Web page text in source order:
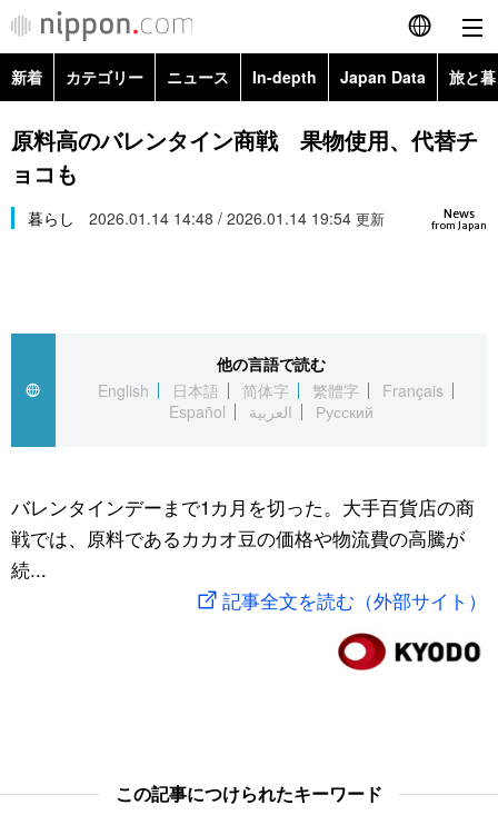
English
简体字
Русский
カテゴリー
経済・ビジネス
国際
文化
トップ
アーカイブ
In-depth
Japan Data
動画/Live
新着 カテゴリー ニュース In-depth Japan Data 旅と
政治・外交
経済・ビジネス
スポーツ・東京2020
Topics
原料高のバレンタイン商戦 果物使用、代替チ
ョコも
News
from Japan
暮らし 2026.01.14 14:48 / 2026.01.14 19:54 更新
他の言語で読む
English
日本語 简体字 繁體字
Français
Español
العربية Русский
バレンタインデーまで1カ月を切った。大手百貨店の商
戦では、原料であるカカオ豆の価格や物流費の高騰が
続...
記事全文を読む（外部サイト）
この記事につけられたキーワード